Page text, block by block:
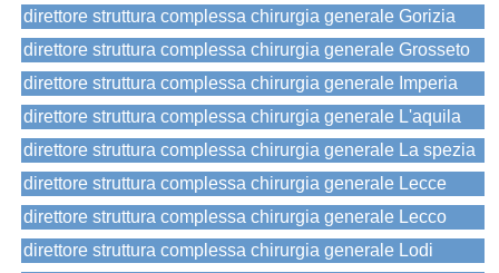
direttore struttura complessa chirurgia generale Gorizia
direttore struttura complessa chirurgia generale Grosseto
direttore struttura complessa chirurgia generale Imperia
direttore struttura complessa chirurgia generale L'aquila
direttore struttura complessa chirurgia generale La spezia
direttore struttura complessa chirurgia generale Lecce
direttore struttura complessa chirurgia generale Lecco
direttore struttura complessa chirurgia generale Lodi